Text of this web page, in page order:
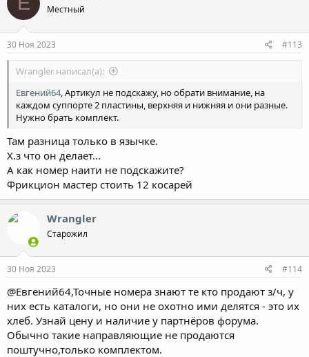
Metaco
Zekkert
Это мазать??
Местный
30 Ноя 2023 #113
Wrangler написал(а):
Евгений64, Артикул не подскажу, но обрати внимание, на
каждом суппорте 2 пластины, верхняя и нижняя и они разные.
Нужно брать комплект.
Там разница только в язычке.
Х.з что он делает...
А как номер наити не подскажите?
Фрикцион мастер стоить 12 косарей
Wrangler
Старожил
30 Ноя 2023 #114
@Евгений64,Точные номера знают те кто продают з/ч, у
них есть каталоги, но они не охотно ими делятся - это их
хлеб. Узнай цену и наличие у партнёров форума.
Обычно такие направляющие не продаются
поштучно,только комплектом.